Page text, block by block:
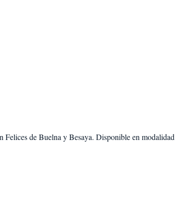
Felices de Buelna yBesaya. Disponible en modalidad